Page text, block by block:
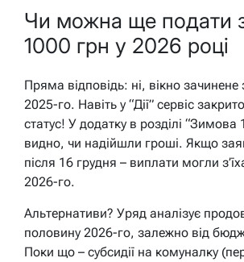
Чи можна ще подати
1000 грн у 2026 році
Пряма відповідь: ні, вікно зачинене
2025-го. Навіть у “Дії” сервіс
статус! У додатку в розділі “Зимова
видно, чи надійшли гроші. Якщо
після 16 грудня – виплати могли
2026-го.
Альтернативи? Уряд аналізує
половину 2026-го, залежно від
Поки що – субсидії на комуналку